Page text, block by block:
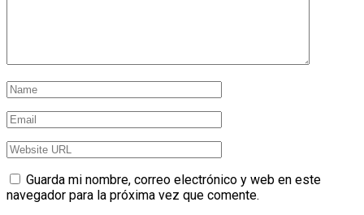
Guarda mi nombre, correo electrónico y web en este
navegador para la próxima vez que comente.